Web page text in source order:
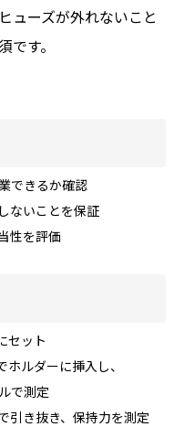
ューズが外れないこと
す。
できるか確認
ないことを保証
性を評価
セット
ルダーに挿入し、
測定
引き抜き、保持力を測定